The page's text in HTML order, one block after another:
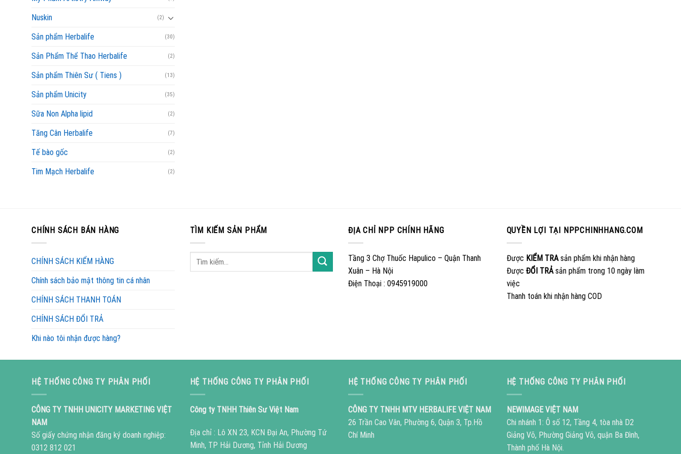
Nuskin (2)
Sản phẩm Herbalife (30)
Sản Phẩm Thể Thao Herbalife (2)
Sản phẩm Thiên Sư ( Tiens ) (13)
Sản phẩm Unicity (35)
Sữa Non Alpha lipid (2)
Tăng Cân Herbalife (7)
Tế bào gốc (2)
Tim Mạch Herbalife (2)
CHÍNH SÁCH BÁN HÀNG
CHÍNH SÁCH KIỂM HÀNG
Chính sách bảo mật thông tin cá nhân
CHÍNH SÁCH THANH TOÁN
CHÍNH SÁCH ĐỔI TRẢ
Khi nào tôi nhận được hàng?
TÌM KIẾM SẢN PHẨM ĐỊA CHỈ NPP CHÍNH HÃNG
Tầng 3 Chợ Thuốc Hapulico – Quận Thanh
Xuân – Hà Nội
Điện Thoại : 0945919000
QUYỀN LỢI TẠI NPPCHINHHANG.COM
Được KIỂM TRAsản phẩm khi nhận hàng
Được ĐỔI TRẢsản phẩm trong 10 ngày làm
việc
Thanh toán khi nhận hàng COD
HỆ THỐNG CÔNG TY PHÂN PHỐI
CÔNG TY TNHH UNICITY MARKETING VIỆT
NAM
Số giấy chứng nhận đăng ký doanh nghiệp:
0312 812 021
HỆ THỐNG CÔNG TY PHÂN PHỐI
Công ty TNHH Thiên Sư Việt Nam
Địa chỉ : Lô XN 23, KCN Đại An, Phường Tứ
Minh, TP Hải Dương, Tỉnh Hải Dương
HỆ THỐNG CÔNG TY PHÂN PHỐI
CÔNG TY TNHH MTV HERBALIFE VIỆT NAM
26 Trần Cao Vân, Phường 6, Quận 3, Tp.Hồ
Chí Minh
HỆ THỐNG CÔNG TY PHÂN PHỐI
NEWIMAGE VIỆT NAM
Chi nhánh 1: Ô số 12, Tầng 4, tòa nhà D2
Giảng Võ, Phường Giảng Võ, quận Ba Đình,
Thành phố Hà Nội.